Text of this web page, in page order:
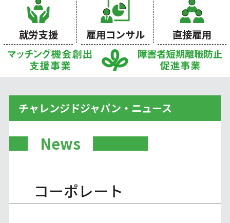
就労支援 雇用コンサル 直接雇用
チャレンジドジャパン・ニュース
News
コーポレート